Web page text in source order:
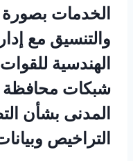
الخدمات
والتنسيق مع
الهندسية
شبكات محافظة
المدنى بشأن
التراخيص